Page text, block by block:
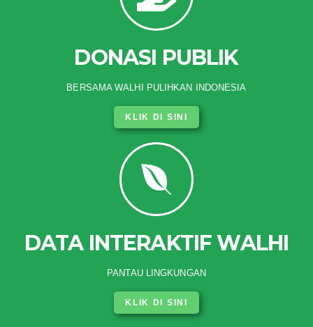
DONASI PUBLIK
BERSAMA WALHI PULIHKAN INDONESIA
KLIK DI SINI
DATA INTERAKTIF WALHI
PANTAU LINGKUNGAN
KLIK DI SINI